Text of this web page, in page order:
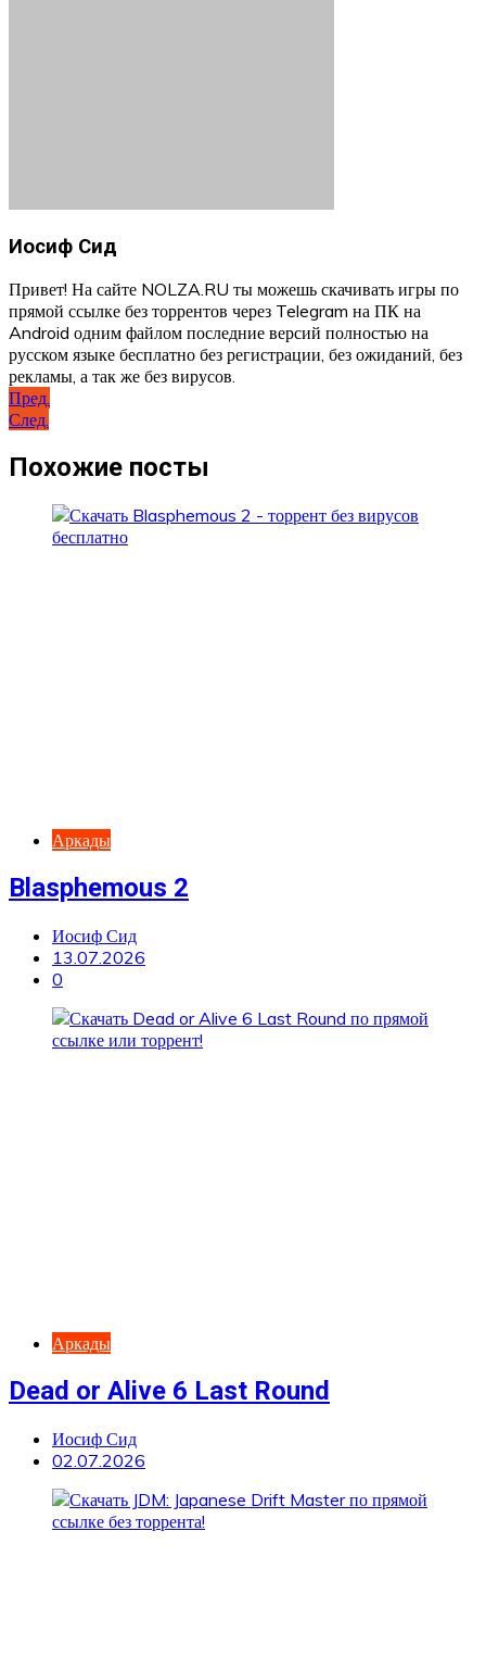
Иосиф Сид
Привет! На сайте NOLZA.RU ты можешь скачивать игры по
прямой ссылке без торрентов через Telegram на ПК на
Android одним файлом последние версий полностью на
русском языке бесплатно без регистрации, без ожиданий, без
рекламы, а так же без вирусов.
Навигация
по
записям
Пред.
След.
Похожие посты
Аркады
Blasphemous 2
Иосиф Сид
13.07.2026
0
Аркады
Dead or Alive 6 Last Round
Иосиф Сид
02.07.2026